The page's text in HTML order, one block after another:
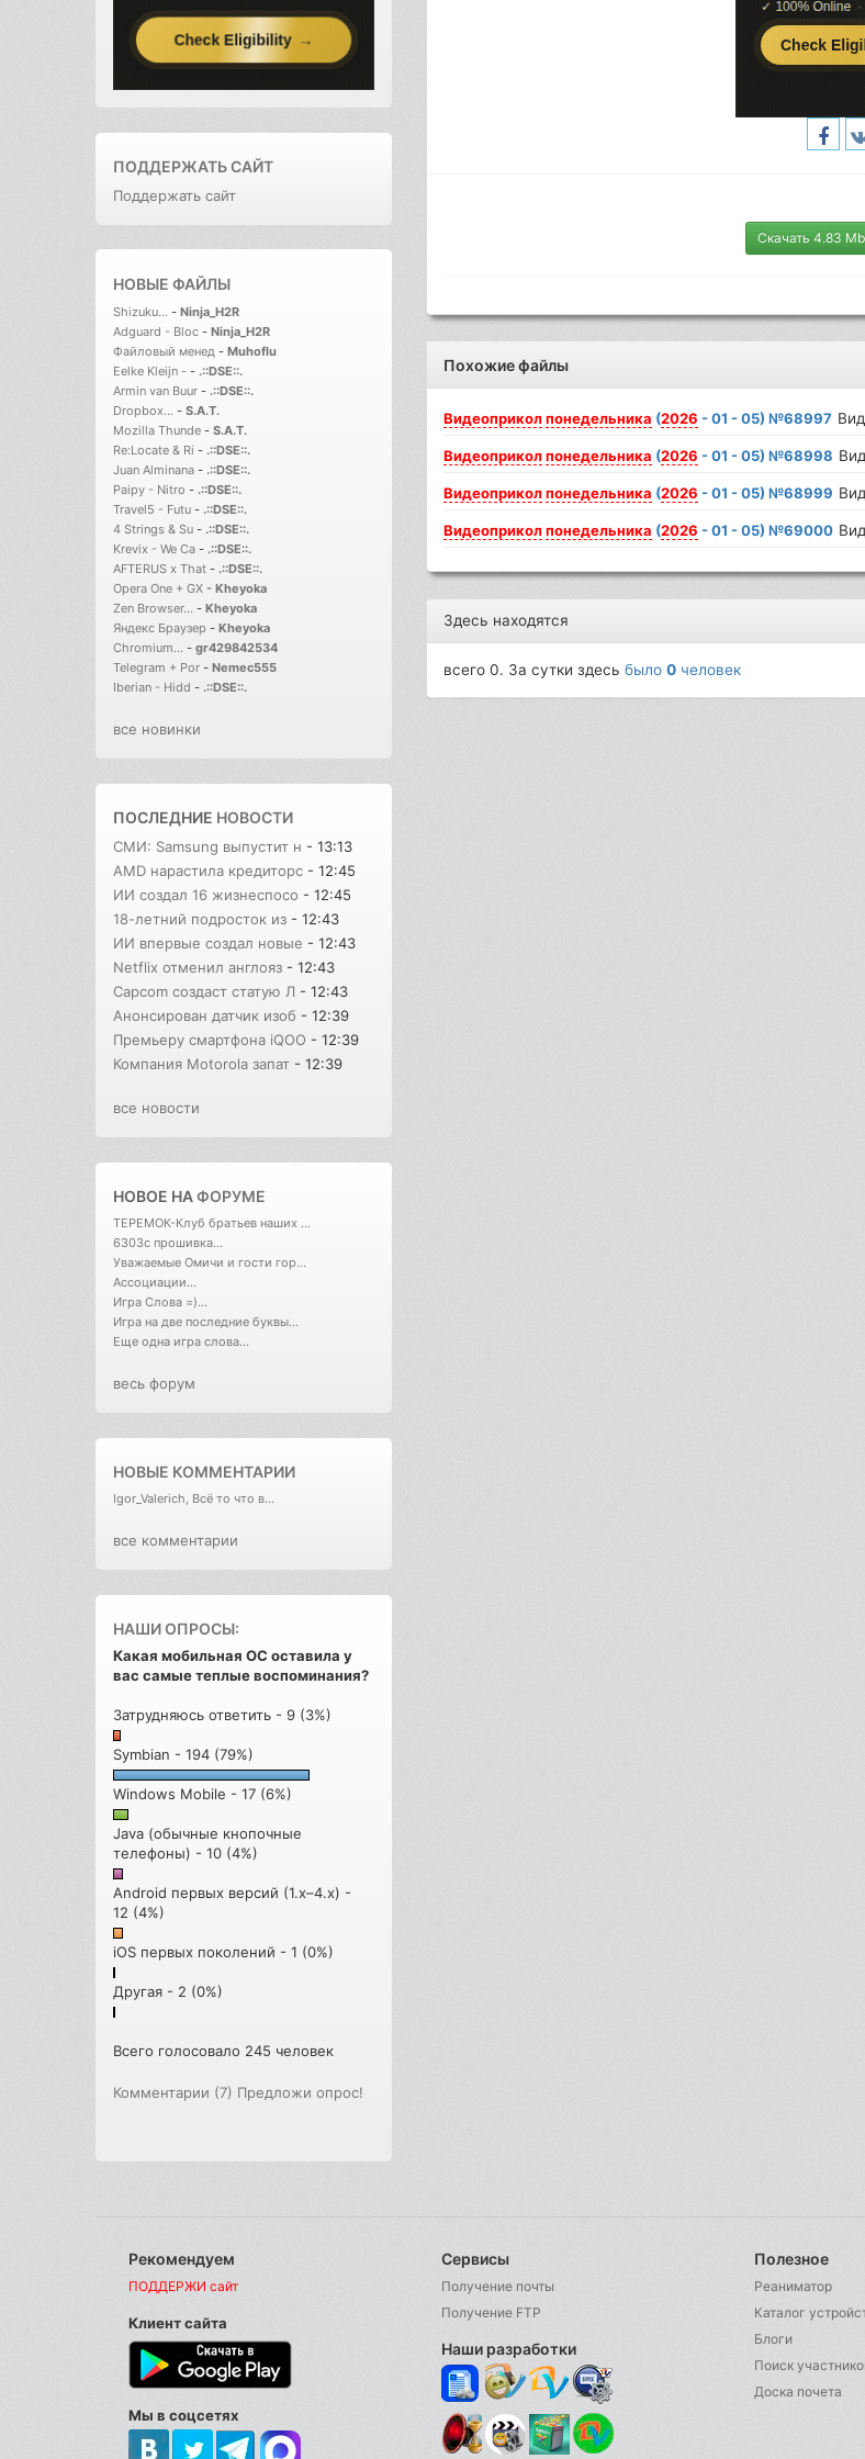
ПОДДЕРЖАТЬ САЙТ
Поддержать сайт
НОВЫЕ ФАЙЛЫ
Shizuku... - Ninja_H2R
Adguard - Bloc - Ninja_H2R
Файловый менед - Muhoflu
Eelke Kleijn - - .::DSE::.
Armin van Buur - .::DSE::.
Dropbox... - S.A.T.
Mozilla Thunde - S.A.T.
Re:Locate & Ri - .::DSE::.
Juan Alminana - .::DSE::.
Paipy - Nitro - .::DSE::.
Travel5 - Futu - .::DSE::.
4 Strings & Su - .::DSE::.
Krevix - We Ca - .::DSE::.
AFTERUS x That - .::DSE::.
Opera One + GX - Kheyoka
Zen Browser... - Kheyoka
Яндекс Браузер - Kheyoka
Chromium... - gr429842534
Telegram + Por - Nemec555
Iberian - Hidd - .::DSE::.
все новинки
ПОСЛЕДНИЕ НОВОСТИ
СМИ: Samsung выпустит н - 13:13
AMD нарастила кредиторс - 12:45
ИИ создал 16 жизнеспосо - 12:45
18-летний подросток из - 12:43
ИИ впервые создал новые - 12:43
Netflix отменил англояз - 12:43
Capcom создаст статую Л - 12:43
Анонсирован датчик изоб - 12:39
Премьеру смартфона iQOO - 12:39
Компания Motorola запат - 12:39
все новости
НОВОЕ НАФОРУМЕ
ТЕРЕМОК-Клуб братьев наших ...
6303с прошивка...
Уважаемые Омичи и гости гор...
Ассоциации...
Игра Слова =)...
Игра на две последние буквы...
Еще одна игра слова...
весь форум
НОВЫЕ КОММЕНТАРИИ
Igor_Valerich, Всё то что в...
все комментарии
НАШИ ОПРОСЫ:
Какая мобильная ОС оставила у
вас самые теплые воспоминания?
Затрудняюсь ответить - 9 (3%)
Symbian - 194 (79%)
Windows Mobile - 17 (6%)
Java (обычные кнопочные
телефоны) - 10 (4%)
Android первых версий (1.x–4.x) -
12 (4%)
iOS первых поколений - 1 (0%)
Другая - 2 (0%)
Всего голосовало 245 человек
Комментарии (7) Предложи опрос!
Скачать 4.83
Похожие файлы
Видеоприколпонедельника (2026 - 01 - 05) №68997
Видеоприколпонедельника (2026 - 01 - 05) №68998
Видеоприколпонедельника (2026 - 01 - 05) №68999
Видеоприколпонедельника (2026 - 01 - 05) №69000
Здесь находятся
всего 0. За сутки здесьбыло0 человек
Рекомендуем
ПОДДЕРЖИ сайт
Клиент сайта
Мы в соцсетях
Сервисы
Получение почты
Получение FTP
Наши разработки
Полезное
Реаниматор
Каталог
Блоги
Поиск
Доска почета